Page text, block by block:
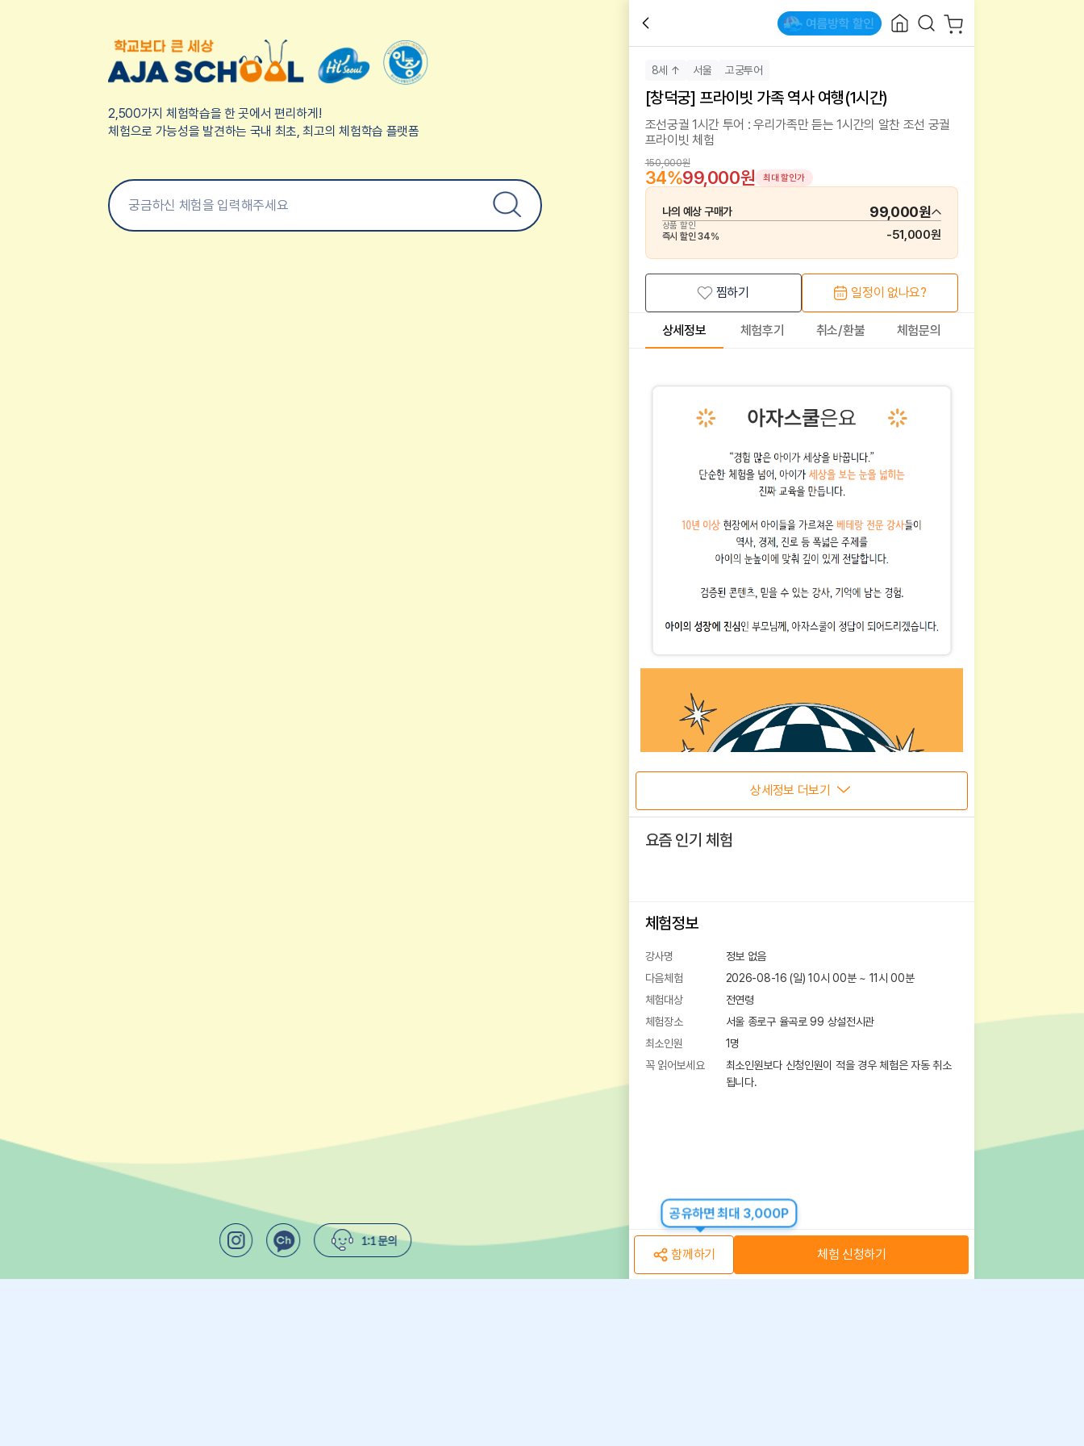
2,500가지 체험학습을 한 곳에서 편리하게!
체험으로 가능성을 발견하는 국내 최초, 최고의 체험학습 플랫폼
8세 ↑ 서울 고궁투어
[창덕궁] 프라이빗 가족 역사 여행(1시간)
조선궁궐 1시간 투어 : 우리가족만 듣는 1시간의 알찬 조선 궁궐
프라이빗 체험
150,000원
34%99,000원 최대 할인가
나의 예상 구매가 99,000원
상품 할인
즉시 할인34% -51,000원
찜하기 일정이 없나요?
상세정보 체험후기 취소/환불 체험문의
상세정보 더보기
요즘 인기 체험
체험정보
강사명
정보 없음
다음체험
2026-08-16 (일) 10시 00분~ 11시00분
체험대상
전연령
체험장소
서울 종로구 율곡로 99 상설전시관
최소인원
1명
꼭 읽어보세요
최소인원보다 신청인원이 적을 경우 체험은 자동 취소
됩니다.
공유하면 최대 3,000P
함께하기 체험 신청하기